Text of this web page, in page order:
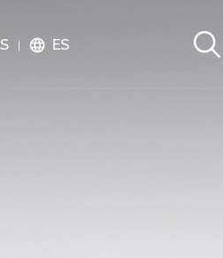
language ES